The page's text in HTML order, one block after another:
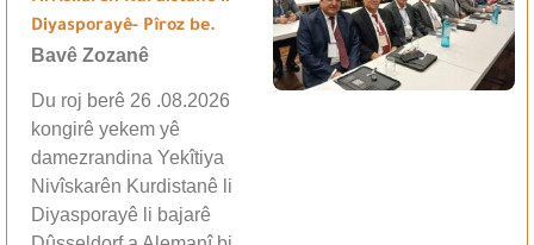
Diyasporayê- Pîroz be.
Bavê Zozanê
Du roj berê 26 .08.2026
kongirê yekem yê
damezrandina Yekîtiya
Nivîskarên Kurdistanê li
Diyasporayê li bajarê